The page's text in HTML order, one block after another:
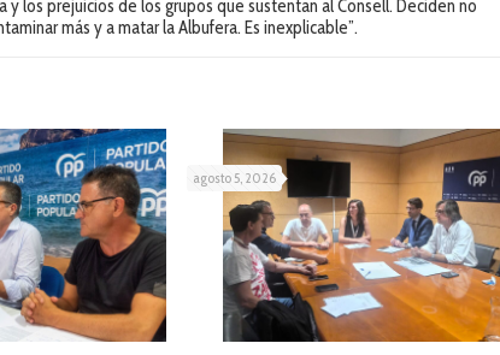
los prejuicios de los grupos que sustentan al Consell. Deciden no
más y a matar la Albufera. Es inexplicable”.
agosto 5, 2026